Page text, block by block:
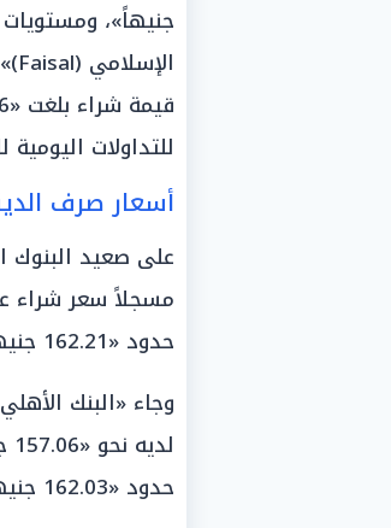
للتداولات اليومية
أسعار صرف
حدود «162.21 جنيهاً».
حدود «162.03 جنيهاً».